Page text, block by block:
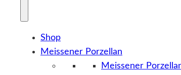
Shop
Meissener Porzellan
Meissener